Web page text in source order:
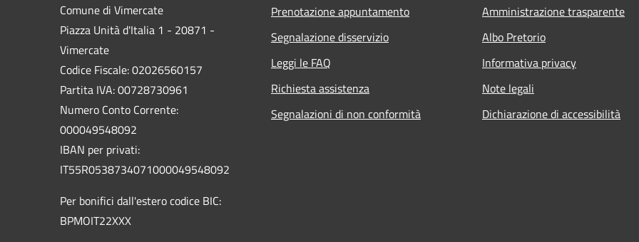
Comune di Vimercate
Piazza Unità d'Italia 1 - 20871 -
Vimercate
Codice Fiscale: 02026560157
Partita IVA: 00728730961
Numero Conto Corrente:
000049548092
IBAN per privati:
IT55R0538734071000049548092
Per bonifici dall'estero codice BIC:
BPMOIT22XXX
Prenotazione appuntamento
Segnalazione disservizio
Leggi le FAQ
Richiesta assistenza
Segnalazioni di non conformità
Amministrazione trasparente
Albo Pretorio
Informativa privacy
Note legali
Dichiarazione di accessibilità